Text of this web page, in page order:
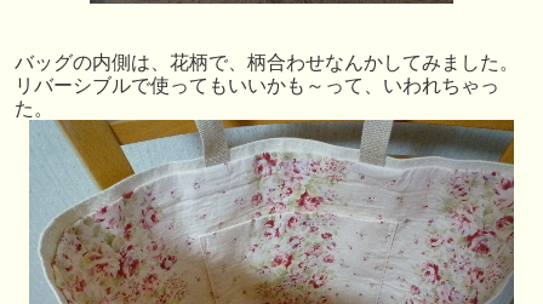
バッグの内側は、花柄で、柄合わせなんかしてみました。
リバーシブルで使ってもいいかも～って、いわれちゃっ
た。